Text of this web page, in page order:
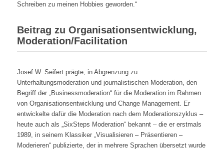
Schreiben zu meinen Hobbies geworden.“
Beitrag zu Organisationsentwicklung,
Moderation/Facilitation
Josef W. Seifert prägte, in Abgrenzung zu
Unterhaltungsmoderation und journalistischen Moderation, den
Begriff der „Businessmoderation“ für die Moderation im Rahmen
von Organisationsentwicklung und Change Management. Er
entwickelte dafür die Moderation nach dem Moderationszyklus –
heute auch als „SixSteps Moderation“ bekannt – die er erstmals
1989, in seinem Klassiker „Visualisieren – Präsentieren –
Moderieren“ publizierte, der in mehrere Sprachen übersetzt wurde